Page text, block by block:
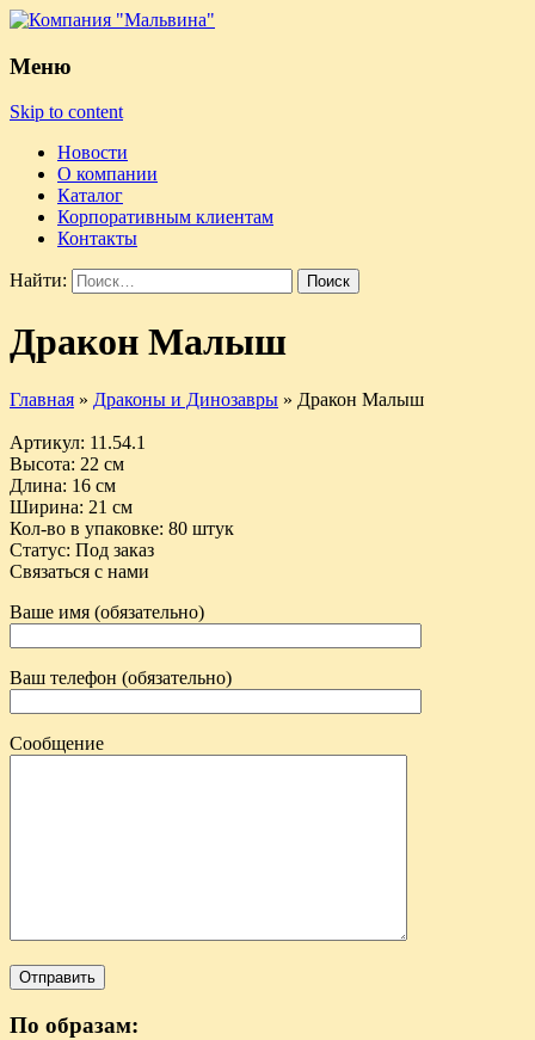
Меню
Skip to content
Новости
О компании
Каталог
Корпоративным клиентам
Контакты
Найти:
Дракон Малыш
Главная » Драконы и Динозавры » Дракон Малыш
Артикул: 11.54.1
Высота: 22 см
Длина: 16 см
Ширина: 21 см
Кол-во в упаковке: 80 штук
Статус: Под заказ
Связаться с нами
Ваше имя (обязательно)
Ваш телефон (обязательно)
Сообщение
По образам: